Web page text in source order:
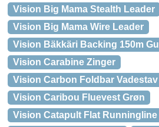
Vision Big Mama Stealth Leader
Vision Big Mama Wire Leader
Vision Bäkkäri Backing 150m Gul
Vision Carabine Zinger
Vision Carbon Foldbar Vadestav
Vision Caribou Fluevest Grøn
Vision Catapult Flat Runningline